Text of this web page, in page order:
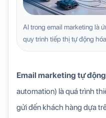
AI trong email marketing là
quy trinh tiếp thị tự động
Email marketing tự
automation) là quá trình
gửi đến khách hàng dựa